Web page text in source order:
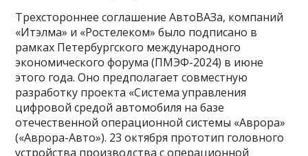
Трехстороннее соглашение АвтоВАЗа, компаний
«Итэлма» и «Ростелеком» было подписано в
рамках Петербургского международного
экономического форума (ПМЭФ-2024) в июне
этого года. Оно предполагает совместную
разработку проекта «Система управления
цифровой средой автомобиля на базе
отечественной операционной системы «Аврора»
(«Аврора-Авто»). 23 октября прототип головного
устройства производства с операционной